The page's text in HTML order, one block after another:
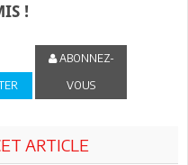
!
ABONNEZ-
VOUS
ARTICLE